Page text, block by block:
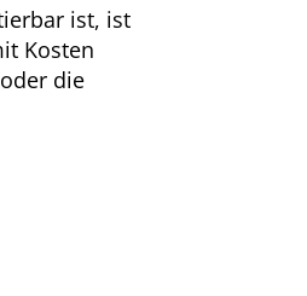
ist, ist
Kosten
die